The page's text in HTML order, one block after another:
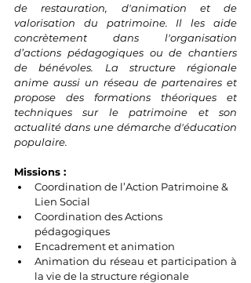
de restauration, d'animation et de
valorisation du patrimoine. Il les aide
concrètement dans l'organisation
d’actions pédagogiques ou de chantiers
de bénévoles. La structure régionale
anime aussi un réseau de partenaires et
propose des formations théoriques et
techniques sur le patrimoine et son
actualité dans une démarche d'éducation
populaire.
Missions :
Coordination de l’Action Patrimoine &
Lien Social
Coordination des Actions
pédagogiques
Encadrement et animation
Animation du réseau et participation à
la vie de la structure régionale